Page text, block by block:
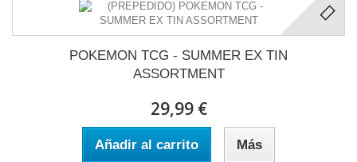
POKEMON TCG - SUMMER EX TIN
ASSORTMENT
29,99 €
Añadir al carrito Más